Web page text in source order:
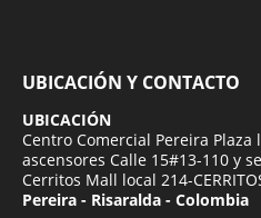
UBICACIÓN Y CONTACTO
UBICACIÓN
Centro Comercial Pereira Plaza
ascensores Calle 15#13-110 y
Cerritos Mall local 214-
Pereira - Risaralda - Colombia